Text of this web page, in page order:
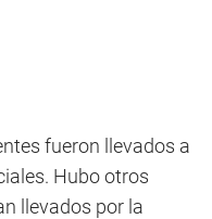
fueron llevados a
Hubo otros
llevados por la